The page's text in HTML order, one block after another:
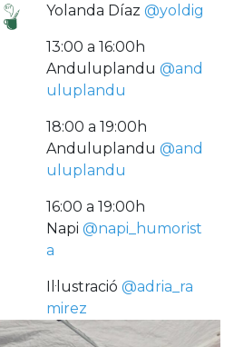
Yolanda Díaz @yoldig
13:00 a 16:00h
Anduluplandu @and
uluplandu
18:00 a 19:00h
Anduluplandu @and
uluplandu
16:00 a 19:00h
Napi @napi_humorist
a
Il·lustració @adria_ra
mirez